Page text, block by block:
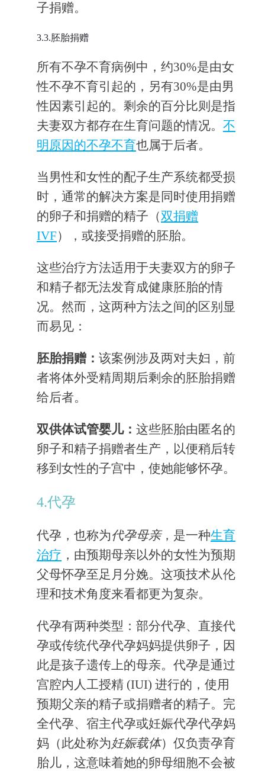
子捐赠。
3.3.胚胎捐赠
所有不孕不育病例中，约30%是由女
性不孕不育引起的，另有30%是由男
性因素引起的。剩余的百分比则是指
夫妻双方都存在生育问题的情况。 不
明原因的不孕不育也属于后者。
当男性和女性的配子生产系统都受损
时，通常的解决方案是同时使用捐赠
的卵子和捐赠的精子（双捐赠
IVF），或接受捐赠的胚胎。
这些治疗方法适用于夫妻双方的卵子
和精子都无法发育成健康胚胎的情
况。然而，这两种方法之间的区别显
而易见：
胚胎捐赠： 该案例涉及两对夫妇，前
者将体外受精周期后剩余的胚胎捐赠
给后者。
双供体试管婴儿： 这些胚胎由匿名的
卵子和精子捐赠者生产，以便稍后转
移到女性的子宫中，使她能够怀孕。
4.代孕
代孕，也称为代孕母亲，是一种生育
治疗 ，由预期母亲以外的女性为预期
父母怀孕至足月分娩。这项技术从伦
理和技术角度来看都更为复杂。
代孕有两种类型：部分代孕、直接代
孕或传统代孕代孕妈妈提供卵子，因
此是孩子遗传上的母亲。代孕是通过
宫腔内人工授精 (IUI) 进行的，使用
预期父亲的精子或捐赠者的精子。完
全代孕、宿主代孕或妊娠代孕代孕妈
妈（此处称为妊娠载体）仅负责孕育
胎儿，这意味着她的卵母细胞不会被